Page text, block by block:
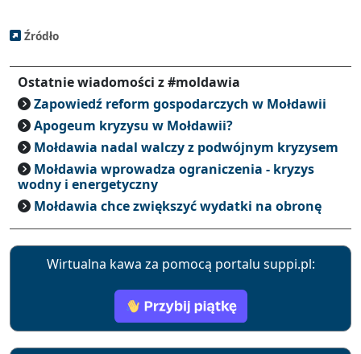
Źródło
Ostatnie wiadomości z #moldawia
Zapowiedź reform gospodarczych w Mołdawii
Apogeum kryzysu w Mołdawii?
Mołdawia nadal walczy z podwójnym kryzysem
Mołdawia wprowadza ograniczenia - kryzys
wodny i energetyczny
Mołdawia chce zwiększyć wydatki na obronę
Wirtualna kawa za pomocą portalu suppi.pl: